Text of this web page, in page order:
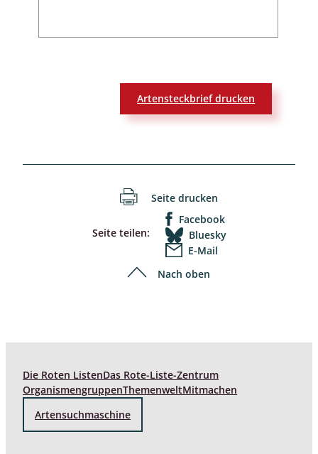
Artensteckbrief drucken
Seite drucken
Seite teilen:
Facebook
Bluesky
E-Mail
Nach oben
Die Roten ListenDas Rote-Liste-Zentrum
OrganismengruppenThemenweltMitmachen
Artensuchmaschine